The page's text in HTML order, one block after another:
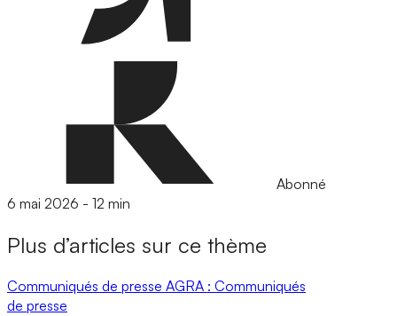
Abonné
6 mai 2026 - 12 min
Plus d’articles sur ce thème
Communiqués de presse AGRA : Communiqués
de presse